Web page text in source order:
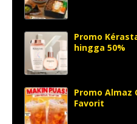
Promo
hingga 50%
Promo Almaz
Favorit